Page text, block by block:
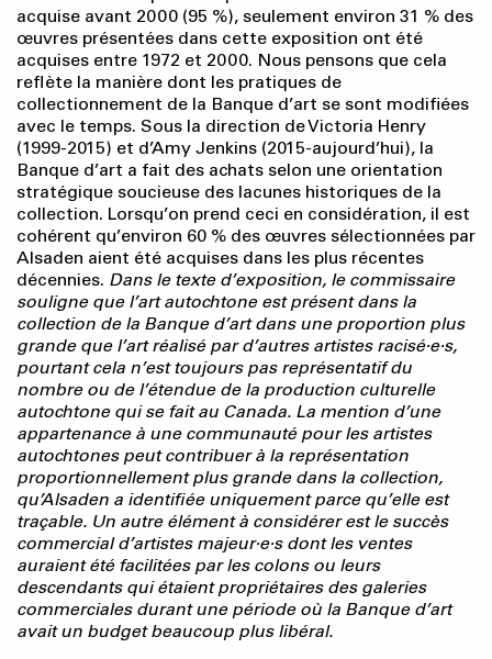
acquise avant 2000 (95 %), seulement environ 31 % des
œuvres présentées dans cette exposition ont été
acquises entre 1972 et 2000. Nous pensons que cela
reflète la manière dont les pratiques de
collectionnement de la Banque d’art se sont modifiées
avec le temps. Sous la direction de Victoria Henry
(1999-2015) et d’Amy Jenkins (2015-aujourd’hui), la
Banque d’art a fait des achats selon une orientation
stratégique soucieuse des lacunes historiques de la
collection. Lorsqu’on prend ceci en considération, il est
cohérent qu’environ 60 % des œuvres sélectionnées par
Alsaden aient été acquises dans les plus récentes
décennies. Dans le texte d’exposition, le commissaire
souligne que l’art autochtone est présent dans la
collection de la Banque d’art dans une proportion plus
grande que l’art réalisé par d’autres artistes racisé·e·s,
pourtant cela n’est toujours pas représentatif du
nombre ou de l’étendue de la production culturelle
autochtone qui se fait au Canada. La mention d’une
appartenance à une communauté pour les artistes
autochtones peut contribuer à la représentation
proportionnellement plus grande dans la collection,
qu’Alsaden a identifiée uniquement parce qu’elle est
traçable. Un autre élément à considérer est le succès
commercial d’artistes majeur·e·s dont les ventes
auraient été facilitées par les colons ou leurs
descendants qui étaient propriétaires des galeries
commerciales durant une période où la Banque d’art
avait un budget beaucoup plus libéral.